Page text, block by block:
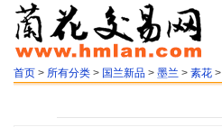
首页 > 所有分类 > 国兰新品 > 墨兰 > 素花 >